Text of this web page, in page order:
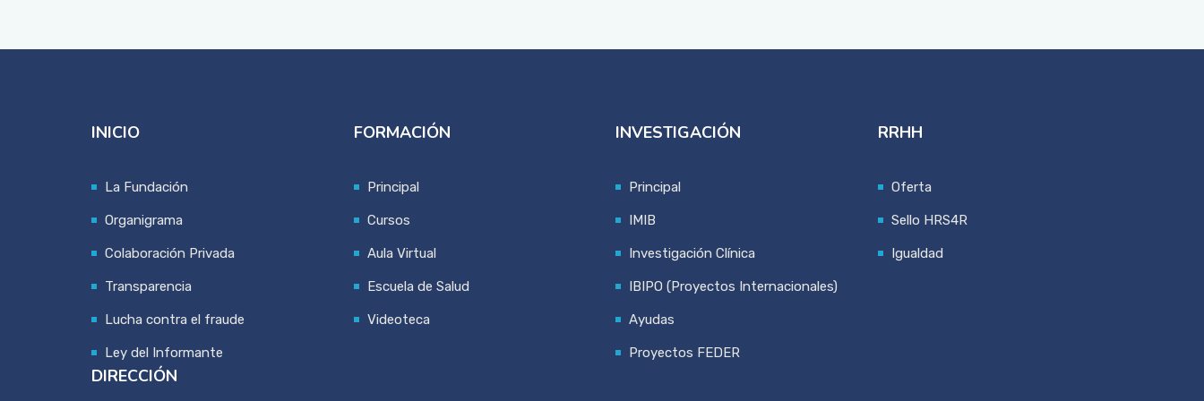
INICIO
La Fundación
Organigrama
Colaboración Privada
Transparencia
Lucha contra el fraude
Ley del Informante
FORMACIÓN
Principal
Cursos
Aula Virtual
Escuela de Salud
Videoteca
INVESTIGACIÓN
Principal
IMIB
Investigación Clínica
IBIPO (Proyectos Internacionales)
Ayudas
Proyectos FEDER
RRHH
Oferta
Sello HRS4R
Igualdad
DIRECCIÓN